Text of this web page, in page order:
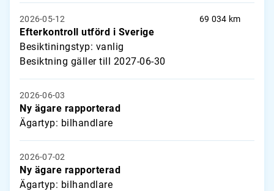
2026-05-12
Efterkontroll utförd i Sverige
Besiktiningstyp: vanlig
Besiktning gäller till 2027-06-30
69 034 km
2026-06-03
Ny ägare rapporterad
Ägartyp: bilhandlare
2026-07-02
Ny ägare rapporterad
Ägartyp: bilhandlare